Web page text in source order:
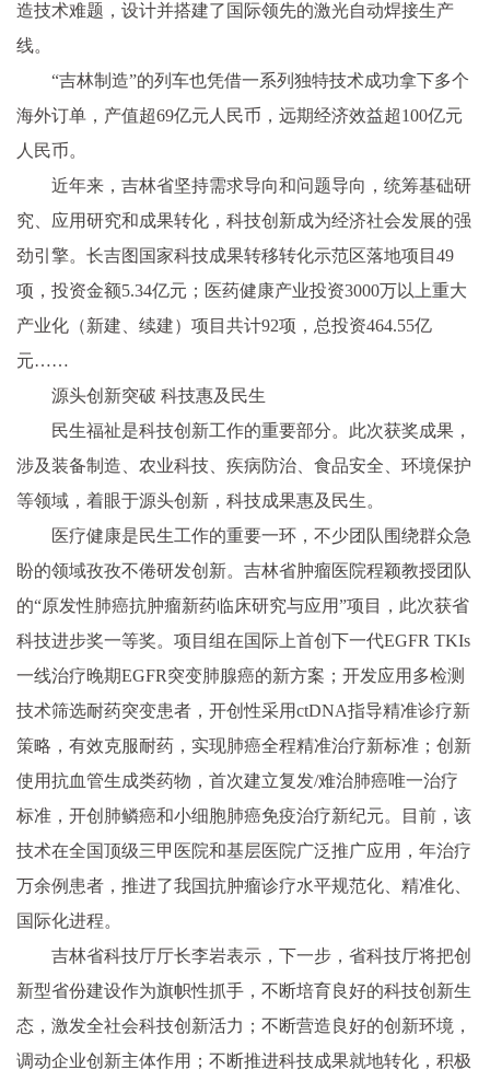
造技术难题，设计并搭建了国际领先的激光自动焊接生产
线。
“吉林制造”的列车也凭借一系列独特技术成功拿下多个
海外订单，产值超69亿元人民币，远期经济效益超100亿元
人民币。
近年来，吉林省坚持需求导向和问题导向，统筹基础研
究、应用研究和成果转化，科技创新成为经济社会发展的强
劲引擎。长吉图国家科技成果转移转化示范区落地项目49
项，投资金额5.34亿元；医药健康产业投资3000万以上重大
产业化（新建、续建）项目共计92项，总投资464.55亿
元……
源头创新突破 科技惠及民生
民生福祉是科技创新工作的重要部分。此次获奖成果，
涉及装备制造、农业科技、疾病防治、食品安全、环境保护
等领域，着眼于源头创新，科技成果惠及民生。
医疗健康是民生工作的重要一环，不少团队围绕群众急
盼的领域孜孜不倦研发创新。吉林省肿瘤医院程颖教授团队
的“原发性肺癌抗肿瘤新药临床研究与应用”项目，此次获省
科技进步奖一等奖。项目组在国际上首创下一代EGFR TKIs
一线治疗晚期EGFR突变肺腺癌的新方案；开发应用多检测
技术筛选耐药突变患者，开创性采用ctDNA指导精准诊疗新
策略，有效克服耐药，实现肺癌全程精准治疗新标准；创新
使用抗血管生成类药物，首次建立复发/难治肺癌唯一治疗
标准，开创肺鳞癌和小细胞肺癌免疫治疗新纪元。目前，该
技术在全国顶级三甲医院和基层医院广泛推广应用，年治疗
万余例患者，推进了我国抗肿瘤诊疗水平规范化、精准化、
国际化进程。
吉林省科技厅厅长李岩表示，下一步，省科技厅将把创
新型省份建设作为旗帜性抓手，不断培育良好的科技创新生
态，激发全社会科技创新活力；不断营造良好的创新环境，
调动企业创新主体作用；不断推进科技成果就地转化，积极